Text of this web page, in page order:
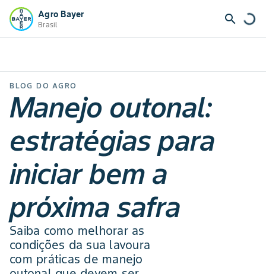
Agro Bayer
Brasil search
BLOG DO AGRO
Manejo outonal:
estratégias para
iniciar bem a
próxima safra
Saiba como melhorar as
condições da sua lavoura
com práticas de manejo